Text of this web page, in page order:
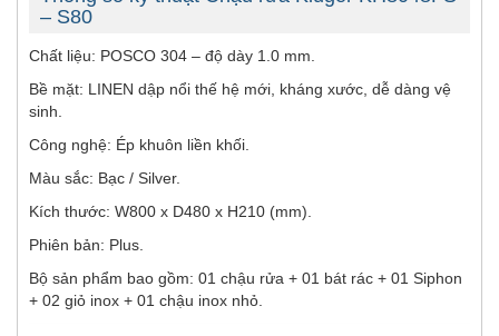
– S80
Chất liệu: POSCO 304 – độ dày 1.0 mm.
Bề mặt: LINEN dập nổi thế hệ mới, kháng xước, dễ dàng vệ
sinh.
Công nghệ: Ép khuôn liền khối.
Màu sắc: Bạc / Silver.
Kích thước: W800 x D480 x H210 (mm).
Phiên bản: Plus.
Bộ sản phẩm bao gồm: 01 chậu rửa + 01 bát rác + 01 Siphon
+ 02 giỏ inox + 01 chậu inox nhỏ.